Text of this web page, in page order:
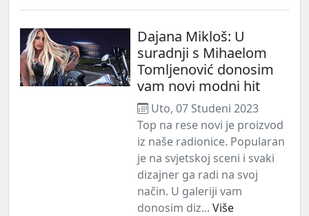
Dajana Mikloš: U
suradnji s Mihaelom
Tomljenović donosim
vam novi modni hit
Uto, 07 Studeni 2023
Top na rese novi je proizvod
iz naše radionice. Popularan
je na svjetskoj sceni i svaki
dizajner ga radi na svoj
način. U galeriji vam
donosim diz... Više